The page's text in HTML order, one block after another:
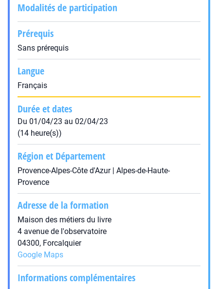
Modalités de participation
Prérequis
Sans prérequis
Langue
Français
Durée et dates
Du 01/04/23 au 02/04/23
(14 heure(s))
Région et Département
Provence-Alpes-Côte d'Azur | Alpes-de-Haute-
Provence
Adresse de la formation
Maison des métiers du livre
4 avenue de l'observatoire
04300, Forcalquier
Google Maps
Informations complémentaires